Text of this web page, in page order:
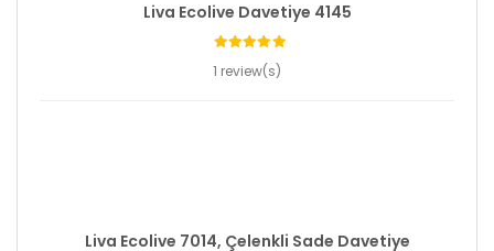
Liva Ecolive Davetiye 4145
1 review(s)
Liva Ecolive 7014, Çelenkli Sade Davetiye